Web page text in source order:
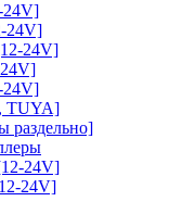
24V]
24V]
24V]
24V]
TUYA]
раздельно]
24V]
24V]